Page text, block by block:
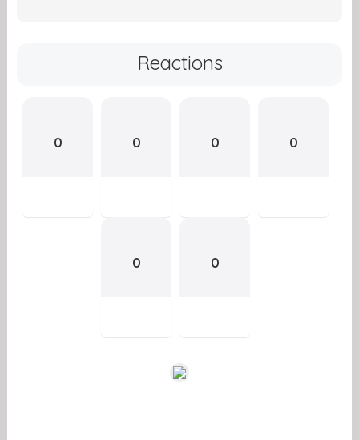
Reactions
0 0 0 0
0 0